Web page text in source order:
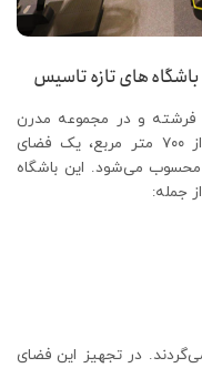
های تازه تاسیس
فرشته و در مجموعه مدرن
سام سنتر جای گرفته، با مساحتی بیش از ۷۰۰ متر مربع، یک فضای
می‌شود. این باشگاه
جمله:
در تجهیز این فضای